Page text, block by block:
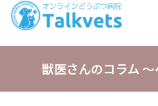
獣医さんのコラム